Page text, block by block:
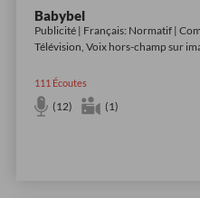
Babybel
Publicité | Français: Normatif |
Télévision, Voix hors-champ sur
111 Écoutes
(12) (1)